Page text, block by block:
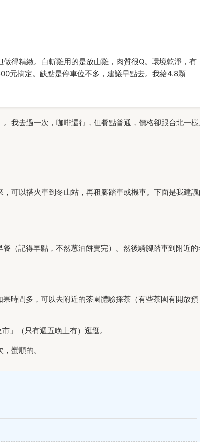
得精緻。白斬雞用的是放山雞，肉質很Q。環境乾淨，有
元搞定。缺點是停車位不多，建議早點去。我給4.8顆
我去過一次，咖啡還行，但餐點普通，價格卻跟台北一
可以搭火車到冬山站，再租腳踏車或機車。下面是我建
（記得早點，不然蔥油餅賣完）。然後騎腳踏車到附近的
時間多，可以去附近的茶園體驗採茶（有些茶園有開放預
」（只有週五晚上有）逛逛。
蠻順的。